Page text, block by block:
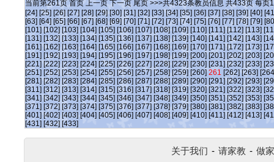
当前第261页 首页 上一页 下一页 尾页 >>>共4323条教员信息 共433页 每页
[24] [25] [26] [27] [28] [29] [30] [31] [32] [33] [34] [35] [36] [37] [38] [39] [40]
[63] [64] [65] [66] [67] [68] [69] [70] [71] [72] [73] [74] [75] [76] [77] [78] [79]
[101] [102] [103] [104] [105] [106] [107] [108] [109] [110] [111] [112] [113]
[131] [132] [133] [134] [135] [136] [137] [138] [139] [140] [141] [142] [143]
[161] [162] [163] [164] [165] [166] [167] [168] [169] [170] [171] [172] [173]
[191] [192] [193] [194] [195] [196] [197] [198] [199] [200] [201] [202] [203]
[221] [222] [223] [224] [225] [226] [227] [228] [229] [230] [231] [232] [233]
[251] [252] [253] [254] [255] [256] [257] [258] [259] [260] 261 [262] [263]
[281] [282] [283] [284] [285] [286] [287] [288] [289] [290] [291] [292] [293]
[311] [312] [313] [314] [315] [316] [317] [318] [319] [320] [321] [322] [323]
[341] [342] [343] [344] [345] [346] [347] [348] [349] [350] [351] [352] [353]
[371] [372] [373] [374] [375] [376] [377] [378] [379] [380] [381] [382] [383]
[401] [402] [403] [404] [405] [406] [407] [408] [409] [410] [411] [412] [413]
[431] [432] [433]
关于我们 - 请家教 - 做